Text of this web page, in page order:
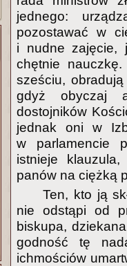
jednego:
pozostawać w
i nudne zajęcie,
chętnie
sześciu,
gdyż obyczaj
dostojników
jednak oni w
w parlamencie
istnieje
panów na ciężką
Ten, kto ją
nie odstąpi od
biskupa,
godność tę
ichmościów